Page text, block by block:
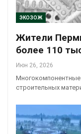
ЭКОЗОЖ
Жители
более 110
Июн 26, 2026
строительных